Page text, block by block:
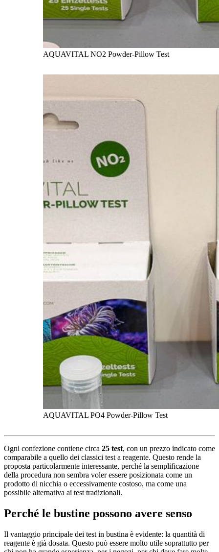
AQUAVITAL NO2 Powder-Pillow Test
AQUAVITAL PO4 Powder-Pillow Test
Ogni confezione contiene circa 25 test, con un prezzo indicato come
comparabile a quello dei classici test a reagente. Questo rende la
proposta particolarmente interessante, perché la semplificazione
della procedura non sembra voler essere posizionata come un
prodotto di nicchia o eccessivamente costoso, ma come una
possibile alternativa ai test tradizionali.
Perché le bustine possono avere senso
Il vantaggio principale dei test in bustina è evidente: la quantità di
reagente è già dosata. Questo può essere molto utile soprattutto per